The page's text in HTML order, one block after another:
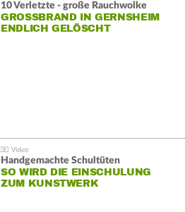
10 Verletzte - große Rauchwolke
GROSSBRAND IN GERNSHEIM E
NDLICH GELÖSCHT
Handgemachte Schultüten
SO WIRD DIE EINSCHULUNG
ZUM KUNSTWERK